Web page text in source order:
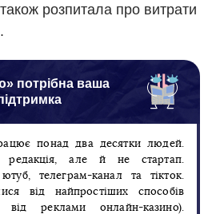
розпитала про витрати
потрібна ваша
понад два десятки людей.
але й не стартап.
телеграм-канал та тікток.
від найпростіших способів
від реклами онлайн-казино).